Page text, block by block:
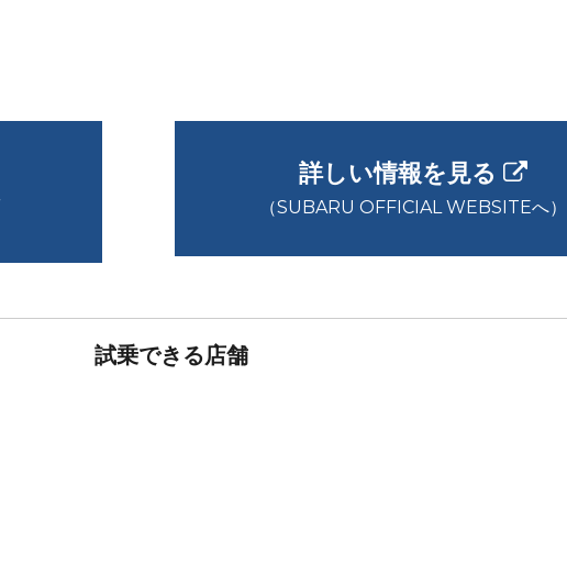
詳しい情報を見る
（SUBARU OFFICIAL WEBSITEへ）
試乗できる店舗